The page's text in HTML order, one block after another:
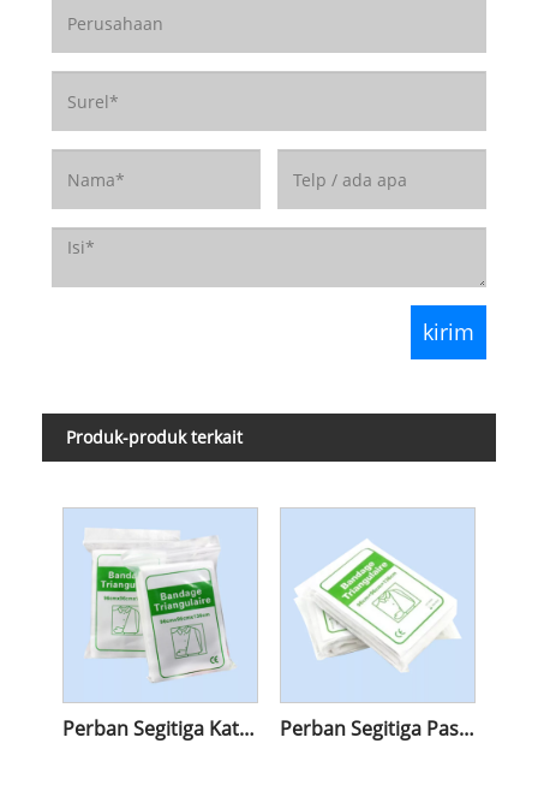
Produk-produk terkait
Perban Segitiga Katun Penyerap Perban Segitiga Pasokan Rumah Sakit